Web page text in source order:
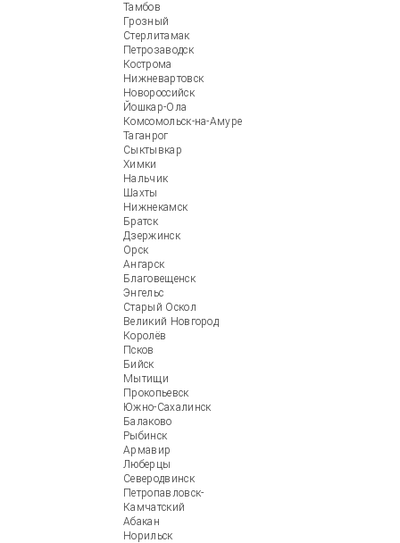
Тамбов
Грозный
Стерлитамак
Петрозаводск
Кострома
Нижневартовск
Новороссийск
Йошкар-Ола
Комсомольск-на-Амуре
Таганрог
Сыктывкар
Химки
Нальчик
Шахты
Нижнекамск
Братск
Дзержинск
Орск
Ангарск
Благовещенск
Энгельс
Старый Оскол
Великий Новгород
Королёв
Псков
Бийск
Мытищи
Прокопьевск
Южно-Сахалинск
Балаково
Рыбинск
Армавир
Люберцы
Северодвинск
Петропавловск-
Камчатский
Абакан
Норильск